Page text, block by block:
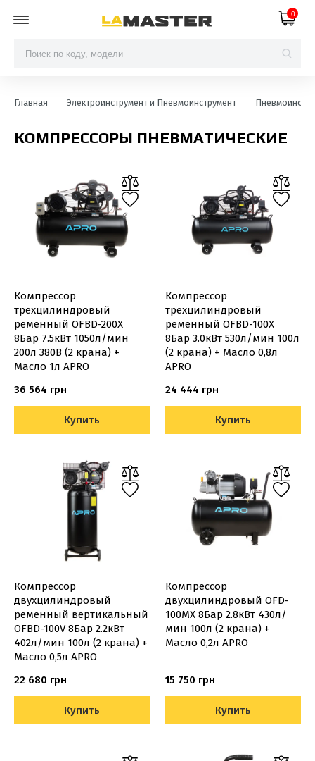
0
Главная Электроинструмент и Пневмоинструмент
КОМПРЕССОРЫ ПНЕВМАТИЧЕСКИЕ
Компрессор
трехцилиндровый
ременный OFBD-200X
8Бар 7.5кВт 1050л/мин
200л 380В (2 крана) +
Масло 1л APRO
36 564 грн
Купить
Компрессор
трехцилиндровый
ременный OFBD-100X
8Бар 3.0кВт 530л/мин 100л
(2 крана) + Масло 0,8л
APRO
24 444 грн
Купить
Компрессор
двухцилиндровый
ременный вертикальный
OFBD-100V 8Бар 2.2кВт
402л/мин 100л (2 крана) +
Масло 0,5л APRO
22 680 грн
Купить
Компрессор
двухцилиндровый OFD-
100MX 8Бар 2.8кВт 430л/
мин 100л (2 крана) +
Масло 0,2л APRO
15 750 грн
Купить